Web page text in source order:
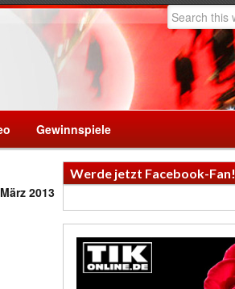
Gewinnspiele
2013
Werde jetzt Facebook-Fan!